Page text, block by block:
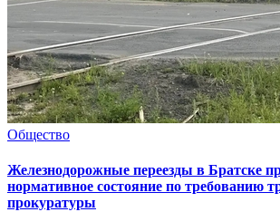
Общество
Железнодорожные переезды в Братске
нормативное состояние по требованию
прокуратуры